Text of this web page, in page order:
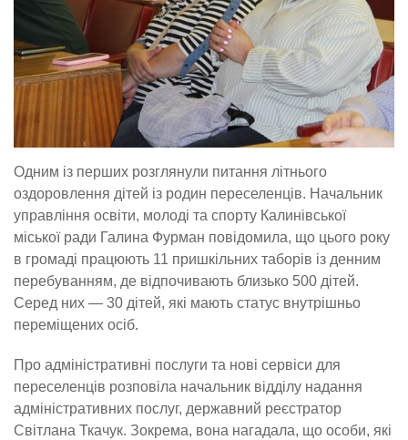
Одним із перших розглянули питання літнього
оздоровлення дітей із родин переселенців. Начальник
управління освіти, молоді та спорту Калинівської
міської ради Галина Фурман повідомила, що цього року
в громаді працюють 11 пришкільних таборів із денним
перебуванням, де відпочивають близько 500 дітей.
Серед них — 30 дітей, які мають статус внутрішньо
переміщених осіб.
Про адміністративні послуги та нові сервіси для
переселенців розповіла начальник відділу надання
адміністративних послуг, державний реєстратор
Світлана Ткачук. Зокрема, вона нагадала, що особи, які